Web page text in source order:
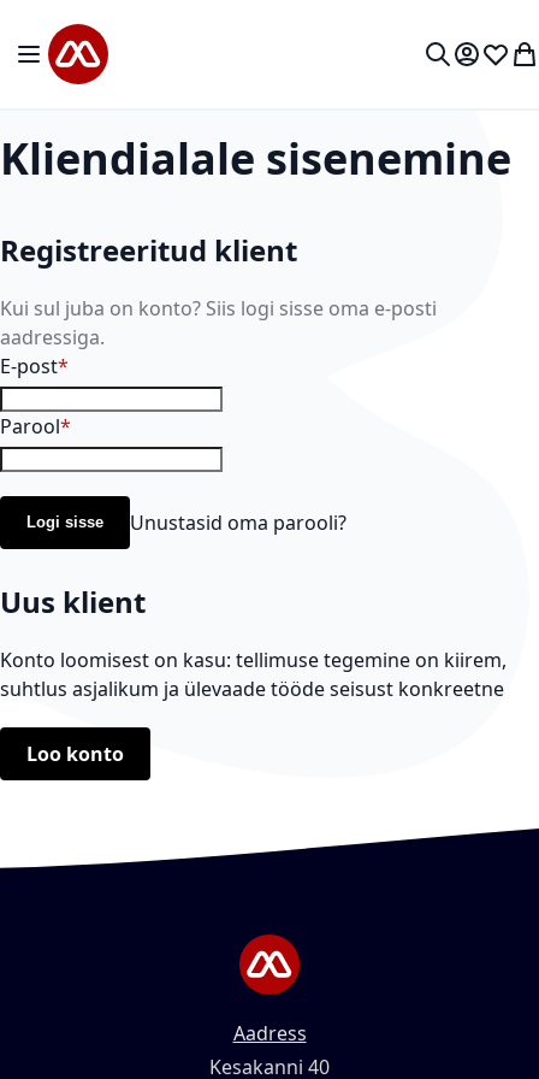
Mine sisu juurde
Toggle Nav
Minu
Kliendialale sisenemine
Registreeritud klient
Kui sul juba on konto? Siis logi sisse oma e-posti
aadressiga.
E-post
Parool
Logi sisse Unustasid oma parooli?
Uus klient
Konto loomisest on kasu: tellimuse tegemine on kiirem,
suhtlus asjalikum ja ülevaade tööde seisust konkreetne
Loo konto
Aadress
Kesakanni 40